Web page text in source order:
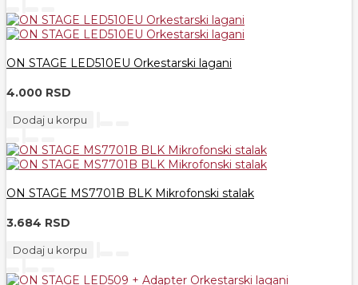
ON STAGE LED510EU Orkestarski lagani
4.000 RSD
Dodaj u korpu
ON STAGE MS7701B BLK Mikrofonski stalak
3.684 RSD
Dodaj u korpu